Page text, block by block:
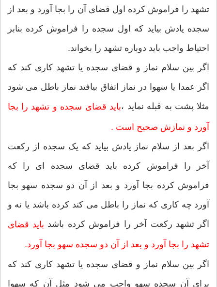
تشهد را فراموش کرده اول قضای آن را بجا آورد و بعد از
سجده یادش بیاید که اول سجده را فراموش کرده بنابر
احتیاط واجب باید دوباره تشهد را بخواند.
اگر بین سلام نماز و قضای سجده یا تشهد کاری کند که
اگر عمدا یا سهوا در نماز اتفاق بیافتد نماز باطل می شود
مثلا پشت به قبله نماید ،باید قضای سجده و تشهد را بجا
آورد و نمازش صحیح است .
اگر بعد از سلام نماز یادش بیاید که یک سجده از رکعت
آخر را فراموش کرده باید قضای سجده ای را که
فراموش کرده بجا آورد و بعد از آن دو سجده سهو بجا
آورد چه کاری که نماز را باطل می کند کرده باشد یا نه و
اگر تشهد رکعت آخر را فراموش کرده باشد باید قضای
تشهد را بجا آورد و بعد از آن دو سجده سهو بجا آورد.
اگر بین سلام نماز و قضای سجده یا تشهد کاری کند که
برای آن سجده سهو واجب می شود مثل آن که سهوا